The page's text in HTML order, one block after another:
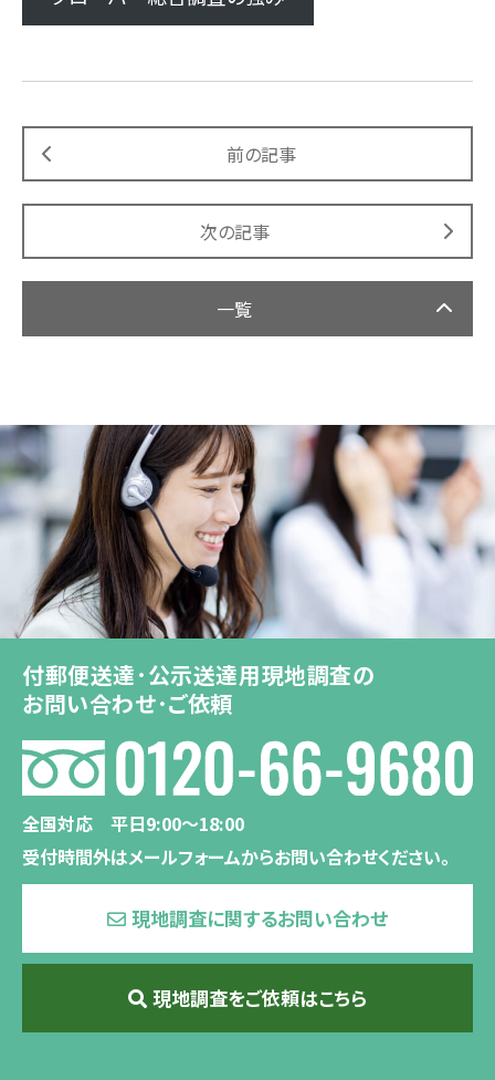
前の記事
次の記事
一覧
付郵便送達･公示送達用現地調査の
お問い合わせ･ご依頼
全国対応 平日9:00〜18:00
受付時間外はメールフォームからお問い合わせください。
現地調査に関するお問い合わせ
現地調査をご依頼はこちら